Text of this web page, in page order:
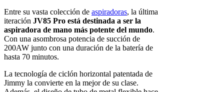
Entre su vasta colección de aspiradoras, la última
iteración JV85 Pro está destinada a ser la
aspiradora de mano más potente del mundo.
Con una asombrosa potencia de succión de
200AW junto con una duración de la batería de
hasta 70 minutos.
La tecnología de ciclón horizontal patentada de
Jimmy la convierte en la mejor de su clase.